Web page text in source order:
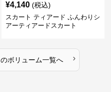
¥4,140 (税込)
スカート ティアード ふんわりシ
アーティアードスカート
のボリューム一覧へ ›